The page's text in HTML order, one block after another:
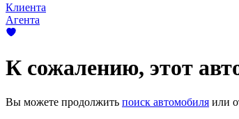
Клиента
Агента
К сожалению, этот
Вы можете продолжить поиск автомобиля или